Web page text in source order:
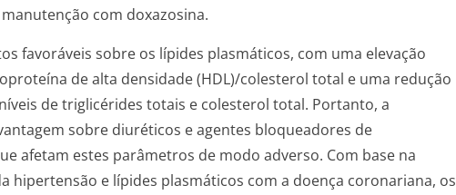
com doxazosina.
favoráveis sobre os lípides plasmáticos, com uma elevação
de alta densidade (HDL)/colesterol total e uma redução
de triglicérides totais e colesterol total. Portanto, a
sobre diuréticos e agentes bloqueadores de
afetam estes parâmetros de modo adverso. Com base na
hipertensão e lípides plasmáticos com a doença coronariana, os